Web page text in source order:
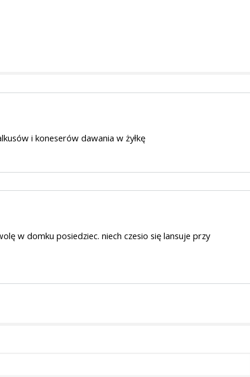
i koneserów dawania w żyłkę
w domku posiedziec. niech czesio się lansuje przy